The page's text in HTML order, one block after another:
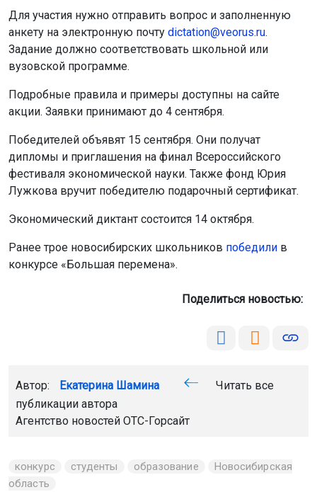
Для участия нужно отправить вопрос и заполненную
анкету на электронную почту dictation@veorus.ru.
Задание должно соответствовать школьной или
вузовской программе.
Подробные правила и примеры доступны на сайте
акции. Заявки принимают до 4 сентября.
Победителей объявят 15 сентября. Они получат
дипломы и приглашения на финал Всероссийского
фестиваля экономической науки. Также фонд Юрия
Лужкова вручит победителю подарочный сертификат.
Экономический диктант состоится 14 октября.
Ранее трое новосибирских школьников победили в
конкурсе «Большая перемена».
Поделиться новостью:
Автор: Екатерина Шамина
Читать все
публикации автора
Агентство новостей ОТС-Горсайт
конкурс студенты образование
Новосибирская
область